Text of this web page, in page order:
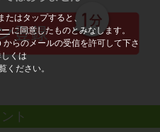
はタップすると、
に同意したものとみなします。
らのメールの受信を許可して下さ
くは
ください。
ト